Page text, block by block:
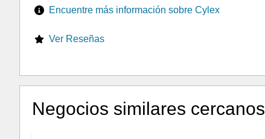
Encuentre más información sobre Cylex
Ver Reseñas
Negocios similares cercanos